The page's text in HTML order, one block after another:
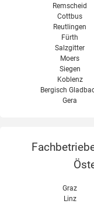
Remscheid
Cottbus
Reutlingen
Fürth
Salzgitter
Moers
Siegen
Koblenz
Bergisch
Gera
Graz
Linz